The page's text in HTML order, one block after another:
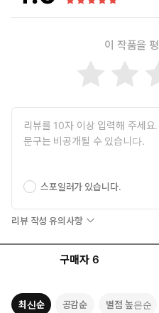
이 작품을
스포일러가 있습니다.
리뷰 작성 유의사항
구매자 6
최신순 공감순 별점 높은순